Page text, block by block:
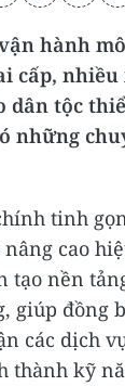
hành
cấp, nhiều
dân tộc
những
tinh
cao
tạo nền
giúp đồng
các dịch
thành kỹ